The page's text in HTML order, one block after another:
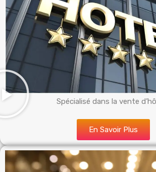
Spécialisé dans la vente
En Savoir Plus